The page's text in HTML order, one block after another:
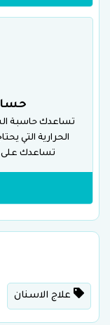
تساعدك حاسبة
الحرارية التي
تساعدك على
علاج الاسنان